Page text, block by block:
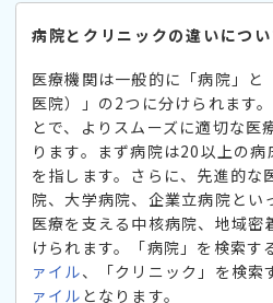
病院とクリニックの違いについ
医療機関は一般的に「病院」と
医院）」の2つに分けられます
とで、よりスムーズに適切な医
ります。まず病院は20以上の
を指します。さらに、先進的な
院、大学病院、企業立病院とい
医療を支える中核病院、地域密
けられます。「病院」を検索す
ァイル、「クリニック」を検索
ァイル となります。